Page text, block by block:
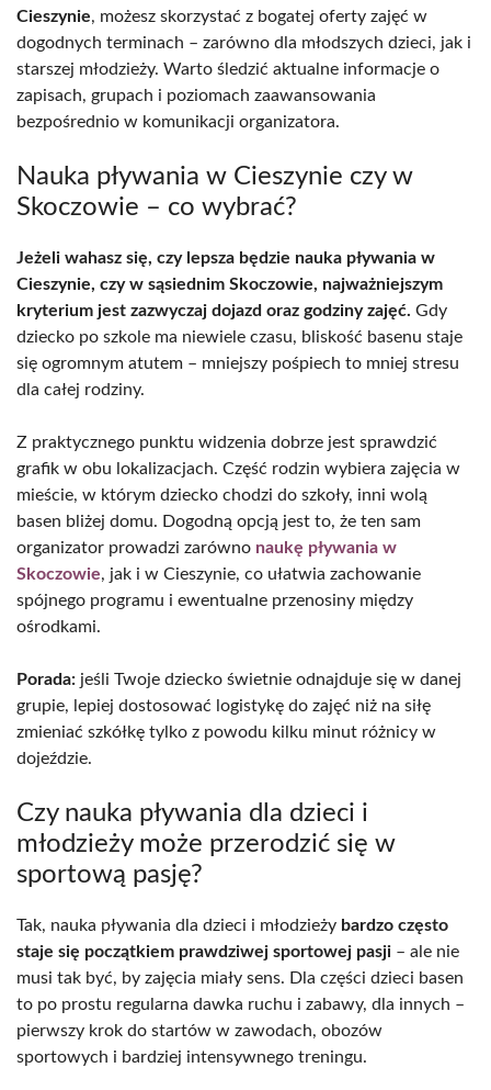
Cieszynie, możesz skorzystać z bogatej oferty zajęć w
dogodnych terminach – zarówno dla młodszych dzieci, jak i
starszej młodzieży. Warto śledzić aktualne informacje o
zapisach, grupach i poziomach zaawansowania
bezpośrednio w komunikacji organizatora.
Nauka pływania w Cieszynie czy w
Skoczowie – co wybrać?
Jeżeli wahasz się, czy lepsza będzie nauka pływania w
Cieszynie, czy w sąsiednim Skoczowie, najważniejszym
kryterium jest zazwyczaj dojazd oraz godziny zajęć. Gdy
dziecko po szkole ma niewiele czasu, bliskość basenu staje
się ogromnym atutem – mniejszy pośpiech to mniej stresu
dla całej rodziny.
Z praktycznego punktu widzenia dobrze jest sprawdzić
grafik w obu lokalizacjach. Część rodzin wybiera zajęcia w
mieście, w którym dziecko chodzi do szkoły, inni wolą
basen bliżej domu. Dogodną opcją jest to, że ten sam
organizator prowadzi zarówno naukę pływania w
Skoczowie, jak i w Cieszynie, co ułatwia zachowanie
spójnego programu i ewentualne przenosiny między
ośrodkami.
Porada: jeśli Twoje dziecko świetnie odnajduje się w danej
grupie, lepiej dostosować logistykę do zajęć niż na siłę
zmieniać szkółkę tylko z powodu kilku minut różnicy w
dojeździe.
Czy nauka pływania dla dzieci i
młodzieży może przerodzić się w
sportową pasję?
Tak, nauka pływania dla dzieci i młodzieży bardzo często
staje się początkiem prawdziwej sportowej pasji – ale nie
musi tak być, by zajęcia miały sens. Dla części dzieci basen
to po prostu regularna dawka ruchu i zabawy, dla innych –
pierwszy krok do startów w zawodach, obozów
sportowych i bardziej intensywnego treningu.